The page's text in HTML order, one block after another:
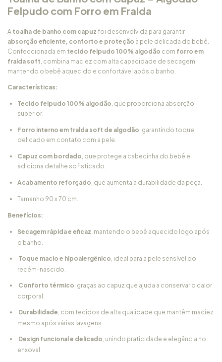
Felpudo com Forro em Fralda
A toalha de banho com capuz foi desenvolvida para garantir
absorção eficiente, conforto e proteção à pele delicada do bebê.
Confeccionada em tecido felpudo 100% algodão com forro em
fralda soft, combina maciez com alta capacidade de secagem,
mantendo o bebê aquecido e confortável após o banho.
Características:
Tecido felpudo 100% algodão, que proporciona absorção
superior.
Forro interno em fralda soft de algodão, garantindo toque
delicado em contato com a pele.
Capuz com bordado, que protege a cabecinha do bebê e
adiciona detalhe sofisticado.
Acabamento reforçado, que aumenta a durabilidade da peça.
Tamanho 90 x 70 cm.
Benefícios:
Secagem rápida e eficaz, mantendo o bebê aquecido logo após
o banho.
Toque macio e hipoalergênico, ideal para a pele sensível do
recém-nascido.
Conforto térmico, graças ao capuz que ajuda a conservar o calor
corporal.
Durabilidade, com tecidos de alta qualidade que mantêm maciez
mesmo após várias lavagens.
Design funcional e delicado, unindo praticidade e elegância no
enxoval.